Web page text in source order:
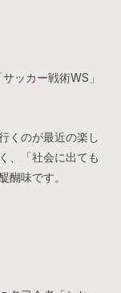
ッカー戦術WS」
くのが最近の楽し
、「社会に出ても
醐味です。